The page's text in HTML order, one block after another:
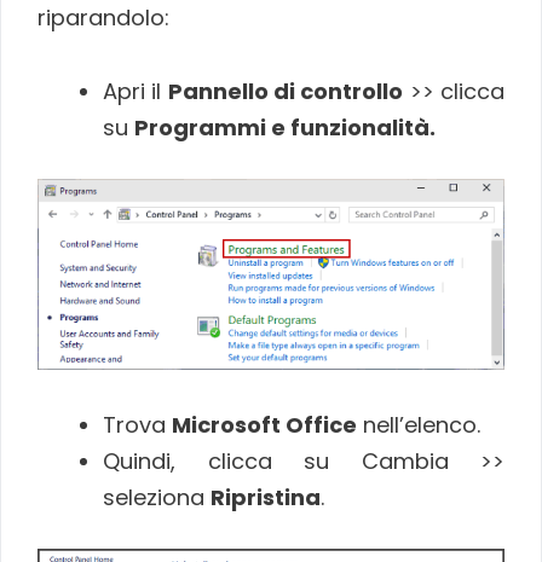
riparandolo:
Apri il Pannello di controllo >> clicca
su Programmi e funzionalità.
Trova Microsoft Office nell’elenco.
Quindi, clicca su Cambia >>
seleziona Ripristina.